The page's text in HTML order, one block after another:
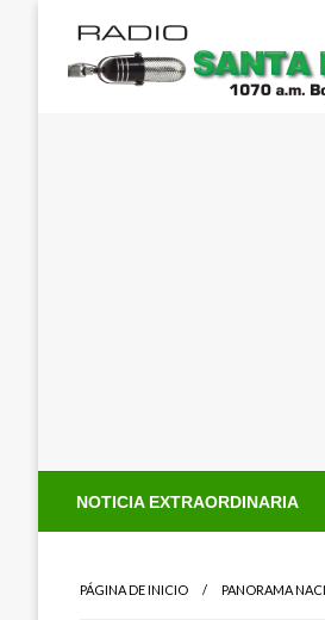
contenido
NOTICIA EXTRAORDINARIA
PÁGINA DE INICIO PANORAMA